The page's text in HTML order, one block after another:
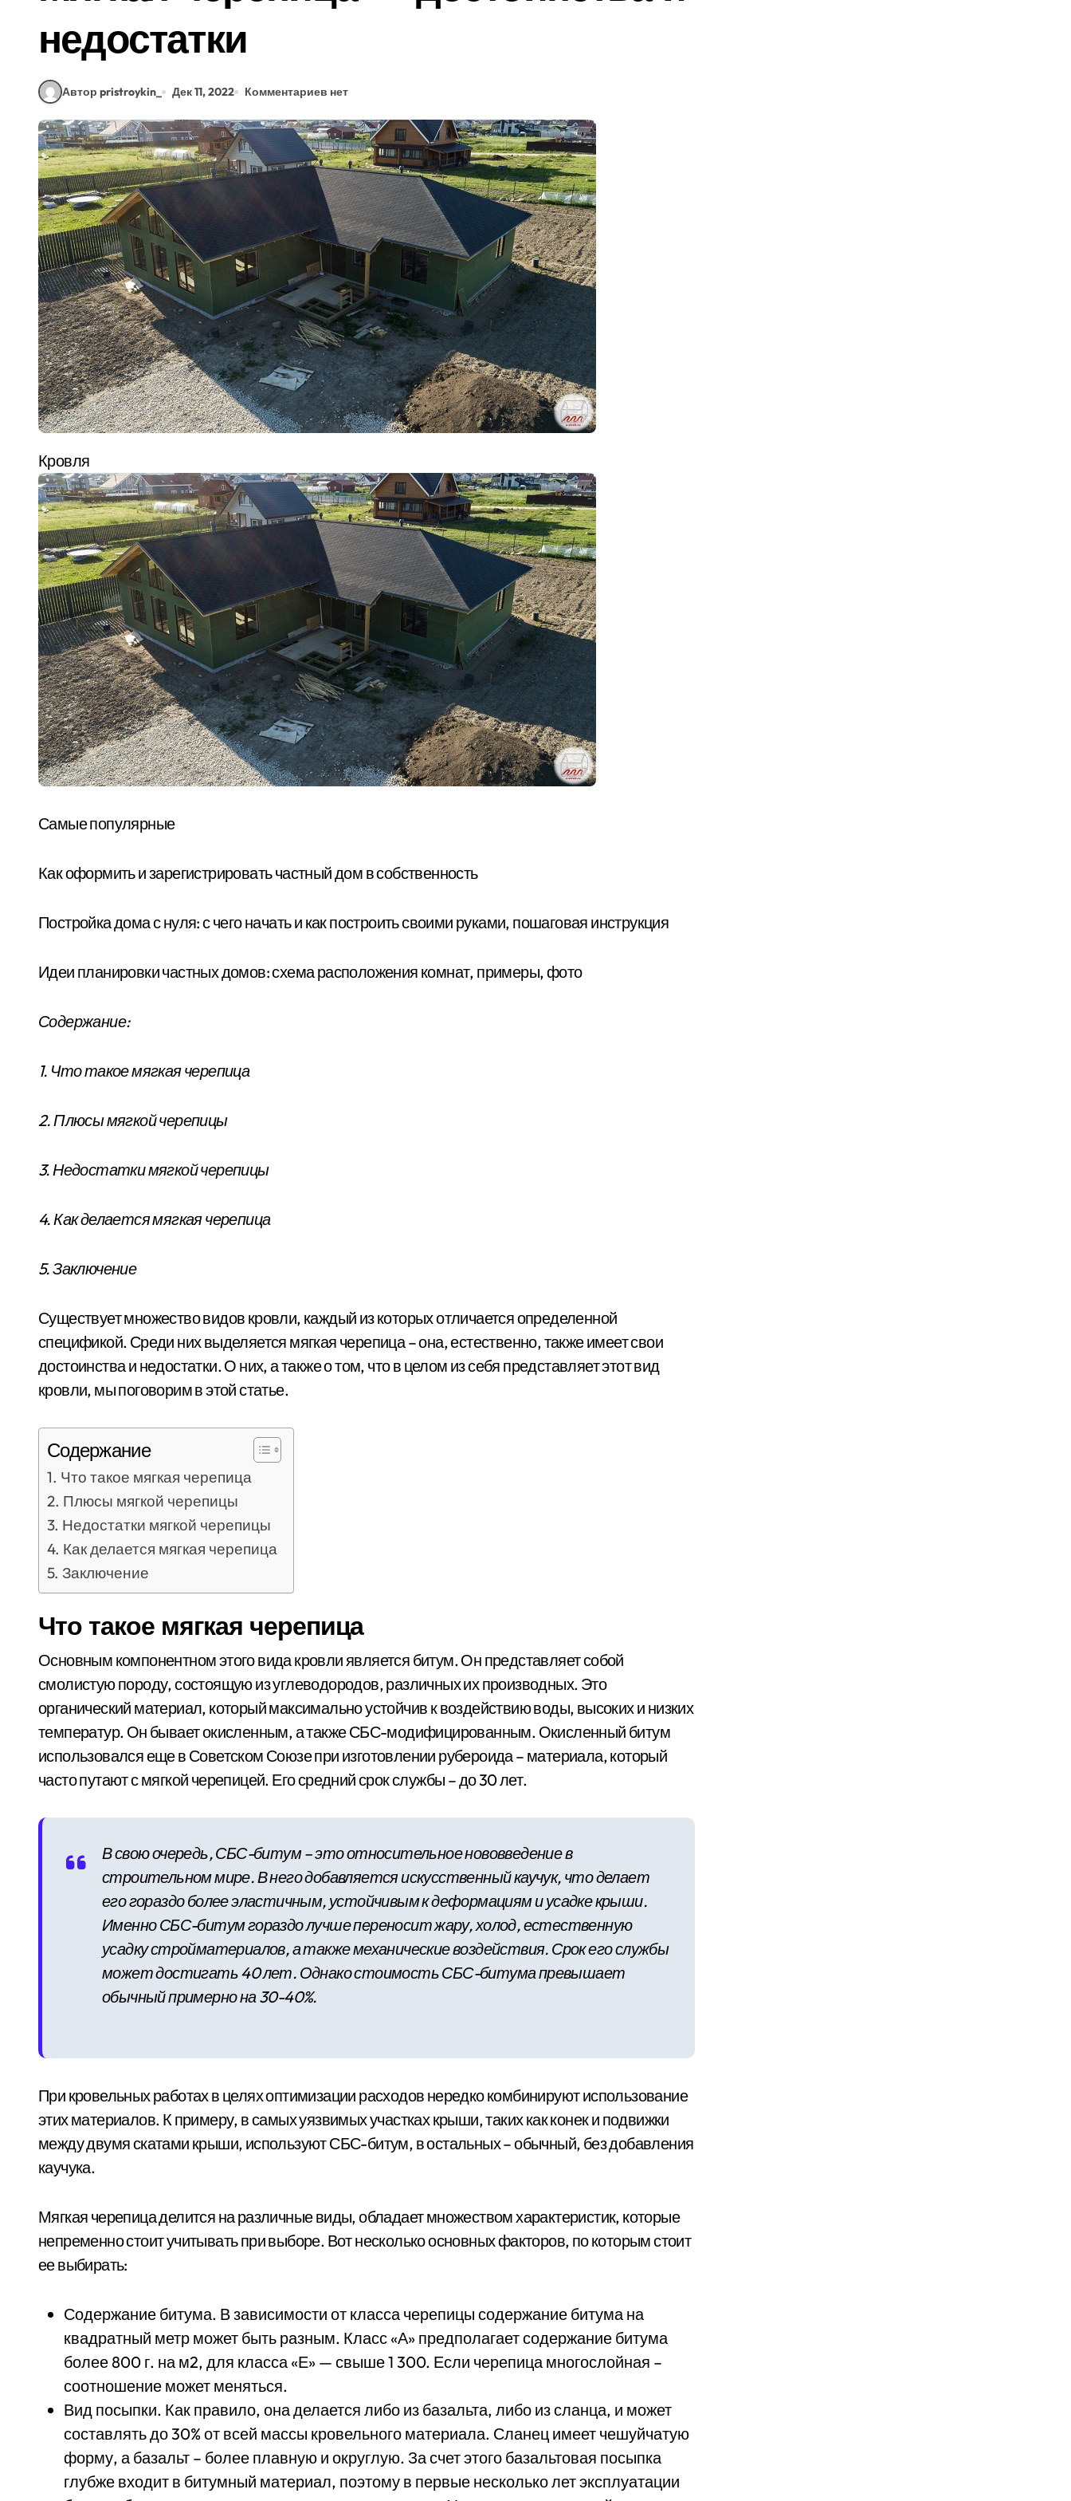
недостатки
Автор pristroykin_ Дек 11, 2022 Комментариев нет
Кровля
Самые популярные
Как оформить и зарегистрировать частный дом в собственность
Постройка дома с нуля: с чего начать и как построить своими руками, пошаговая инструкция
Идеи планировки частных домов: схема расположения комнат, примеры, фото
Содержание:
1. Что такое мягкая черепица
2. Плюсы мягкой черепицы
3. Недостатки мягкой черепицы
4. Как делается мягкая черепица
5. Заключение
Существует множество видов кровли, каждый из которых отличается определенной
спецификой. Среди них выделяется мягкая черепица – она, естественно, также имеет свои
достоинства и недостатки. О них, а также о том, что в целом из себя представляет этот вид
кровли, мы поговорим в этой статье.
Содержание
Что такое мягкая черепица
Плюсы мягкой черепицы
Недостатки мягкой черепицы
Как делается мягкая черепица
Заключение
Что такое мягкая черепица
Основным компонентном этого вида кровли является битум. Он представляет собой
смолистую породу, состоящую из углеводородов, различных их производных. Это
органический материал, который максимально устойчив к воздействию воды, высоких и низких
температур. Он бывает окисленным, а также СБС-модифицированным. Окисленный битум
использовался еще в Советском Союзе при изготовлении рубероида – материала, который
часто путают с мягкой черепицей. Его средний срок службы – до 30 лет.
В свою очередь, СБС-битум – это относительное нововведение в
строительном мире. В него добавляется искусственный каучук, что делает
его гораздо более эластичным, устойчивым к деформациям и усадке крыши.
Именно СБС-битум гораздо лучше переносит жару, холод, естественную
усадку стройматериалов, а также механические воздействия. Срок его службы
может достигать 40 лет. Однако стоимость СБС-битума превышает
обычный примерно на 30-40%.
При кровельных работах в целях оптимизации расходов нередко комбинируют использование
этих материалов. К примеру, в самых уязвимых участках крыши, таких как конек и подвижки
между двумя скатами крыши, используют СБС-битум, в остальных – обычный, без добавления
каучука.
Мягкая черепица делится на различные виды, обладает множеством характеристик, которые
непременно стоит учитывать при выборе. Вот несколько основных факторов, по которым стоит
ее выбирать:
Содержание битума. В зависимости от класса черепицы содержание битума на
квадратный метр может быть разным. Класс «А» предполагает содержание битума
более 800 г. на м2, для класса «Е» — свыше 1 300. Если черепица многослойная –
соотношение может меняться.
Вид посыпки. Как правило, она делается либо из базальта, либо из сланца, и может
составлять до 30% от всей массы кровельного материала. Сланец имеет чешуйчатую
форму, а базальт – более плавную и округлую. За счет этого базальтовая посыпка
глубже входит в битумный материал, поэтому в первые несколько лет эксплуатации